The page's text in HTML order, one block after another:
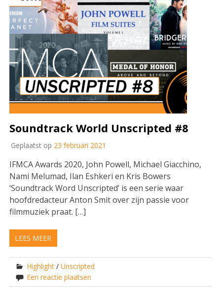
Soundtrack World Unscripted #8
Geplaatst op 23 februari 2021
IFMCA Awards 2020, John Powell, Michael Giacchino,
Nami Melumad, Ilan Eshkeri en Kris Bowers
‘Soundtrack Word Unscripted’ is een serie waar
hoofdredacteur Anton Smit over zijn passie voor
filmmuziek praat. […]
LEES MEER
Highlight /Unscripted
Een reactie plaatsen